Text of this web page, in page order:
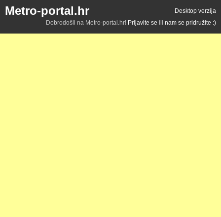
Metro-portal.hr
Desktop verzija
Dobrodošli na Metro-portal.hr! Prijavite se ili nam se pridružite :)